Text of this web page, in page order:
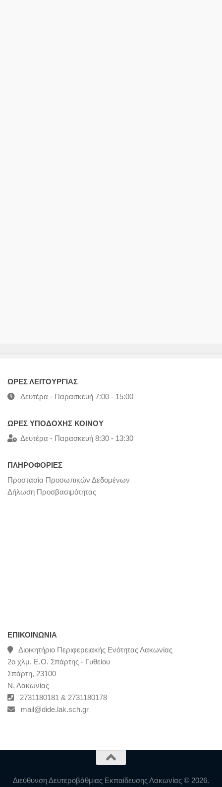
ΩΡΕΣ ΛΕΙΤΟΥΡΓΙΑΣ
Δευτέρα - Παρασκευή 7:00 - 15:00
ΩΡΕΣ ΥΠΟΔΟΧΗΣ ΚΟΙΝΟΥ
Δευτέρα - Παρασκευή 8:30 - 13:30
ΠΛΗΡΟΦΟΡΙΕΣ
Προστασία Προσωπικών Δεδομένων
Δήλωση Προσβασιμότητας
ΕΠΙΚΟΙΝΩΝΊΑ
Διοικητήριο Περιφερειακής Ενότητας Λακωνίας
2ο χλμ. Ε.Ο. Σπάρτης - Γυθείου
Σπάρτη, 23100
Ν. Λακωνίας
2731180181 & 2731180178
mail@dide.lak.sch.gr
Διεύθυνση Δευτεροβάθμιας Εκπαίδευσης Λακωνίας © 2026.